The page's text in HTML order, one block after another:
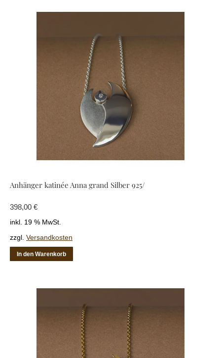
Anhänger katinée Anna grand Silber 925/
398,00 €
inkl. 19 % MwSt.
zzgl. Versandkosten
In den Warenkorb